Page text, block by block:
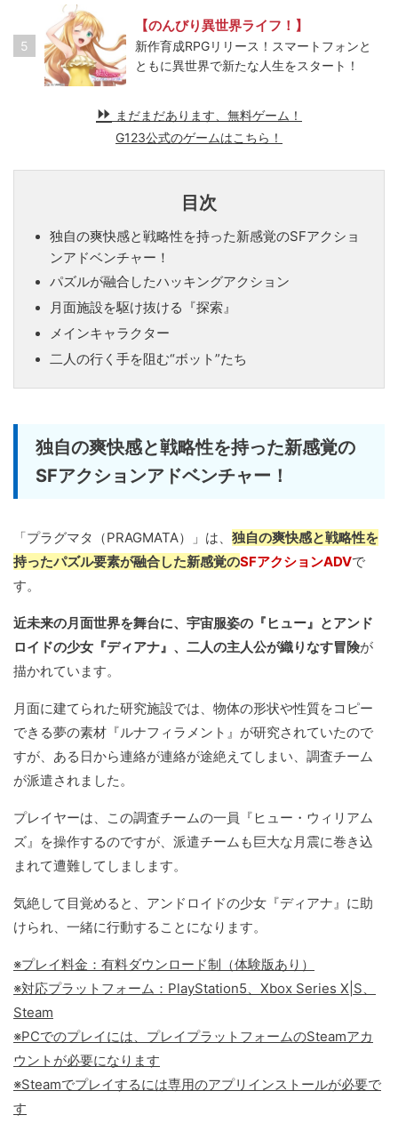
5
【のんびり異世界ライフ！】
新作育成RPGリリース！スマートフォンと
ともに異世界で新たな人生をスタート！
まだまだあります、無料ゲーム！
G123公式のゲームはこちら！
目次
独自の爽快感と戦略性を持った新感覚のSFアクショ
ンアドベンチャー！
パズルが融合したハッキングアクション
月面施設を駆け抜ける『探索』
メインキャラクター
二人の行く手を阻む“ボット”たち
独自の爽快感と戦略性を持った新感覚の
SFアクションアドベンチャー！
「プラグマタ（PRAGMATA）」は、 独自の爽快感と戦略性を
持ったパズル要素が融合した新感覚のSFアクションADVで
す。
近未来の月面世界を舞台に、宇宙服姿の『ヒュー』とアンド
ロイドの少女『ディアナ』、二人の主人公が織りなす冒険が
描かれています。
月面に建てられた研究施設では、物体の形状や性質をコピー
できる夢の素材『ルナフィラメント』が研究されていたので
すが、ある日から連絡が連絡が途絶えてしまい、調査チーム
が派遣されました。
プレイヤーは、この調査チームの一員『ヒュー・ウィリアム
ズ』を操作するのですが、派遣チームも巨大な月震に巻き込
まれて遭難してしまします。
気絶して目覚めると、アンドロイドの少女『ディアナ』に助
けられ、一緒に行動することになります。
※プレイ料金：有料ダウンロード制（体験版あり）
※対応プラットフォーム：PlayStation5、Xbox Series X|S、
Steam
※PCでのプレイには、プレイプラットフォームのSteamアカ
ウントが必要になります
※Steamでプレイするには専用のアプリインストールが必要で
す